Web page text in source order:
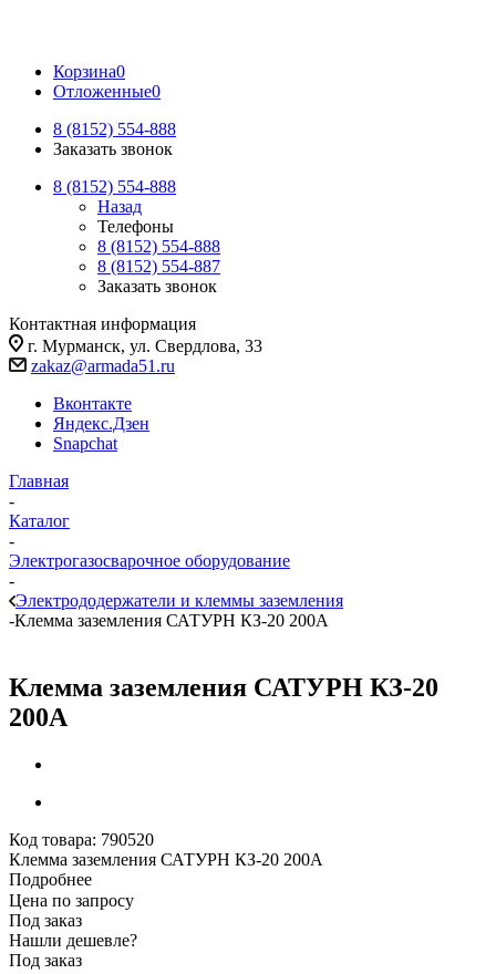
Корзина0
Отложенные0
8 (8152) 554-888
Заказать звонок
8 (8152) 554-888
Назад
Телефоны
8 (8152) 554-888
8 (8152) 554-887
Заказать звонок
Контактная информация
г. Мурманск, ул. Свердлова, 33
zakaz@armada51.ru
Вконтакте
Яндекс.Дзен
Snapchat
Главная
-
Каталог
-
Электрогазосварочное оборудование
-
Электрододержатели и клеммы заземления
-Клемма заземления САТУРН КЗ-20 200А
Клемма заземления САТУРН КЗ-20
200А
Код товара: 790520
Клемма заземления САТУРН КЗ-20 200А
Подробнее
Цена по запросу
Под заказ
Нашли дешевле?
Под заказ